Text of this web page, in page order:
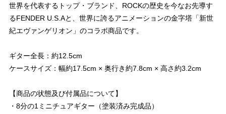
世界を代表するトップ・ブランド、ROCKの歴史を今なお先導す
るFENDER U.S.Aと、世界に誇るアニメーションの金字塔「新世
紀エヴァンゲリオン」のコラボ商品です。
ギター全長：約12.5cm
ケースサイズ：幅約17.5cm × 奥行き約7.8cm × 高さ約3.2cm
【商品の状態及び付属品について】
・8分の1ミニチュアギター（塗装済み完成品）